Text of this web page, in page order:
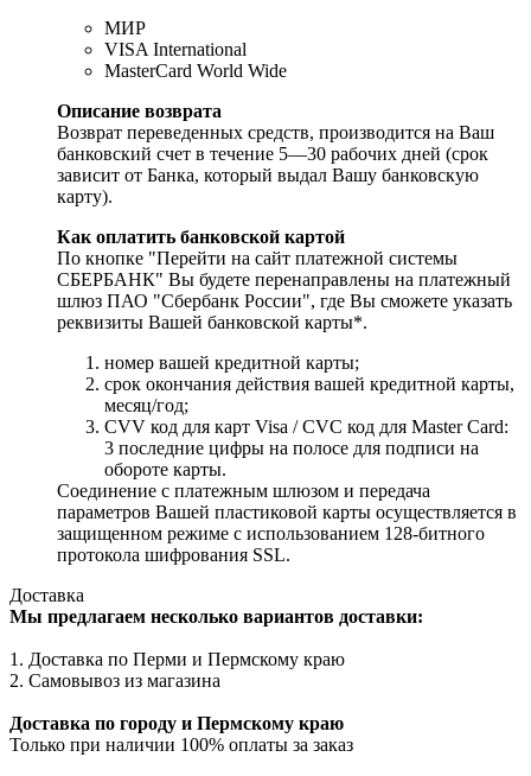
МИР
VISA International
MasterCard World Wide
Описание возврата
Возврат переведенных средств, производится на Ваш
банковский счет в течение 5—30 рабочих дней (срок
зависит от Банка, который выдал Вашу банковскую
карту).
Как оплатить банковской картой
По кнопке "Перейти на сайт платежной системы
СБЕРБАНК" Вы будете перенаправлены на платежный
шлюз ПАО "Сбербанк России", где Вы сможете указать
реквизиты Вашей банковской карты*.
номер вашей кредитной карты;
cрок окончания действия вашей кредитной карты,
месяц/год;
CVV код для карт Visa / CVC код для Master Card:
3 последние цифры на полосе для подписи на
обороте карты.
Соединение с платежным шлюзом и передача
параметров Вашей пластиковой карты осуществляется в
защищенном режиме с использованием 128-битного
протокола шифрования SSL.
Доставка
Мы предлагаем несколько вариантов доставки:
1. Доставка по Перми и Пермскому краю
2. Самовывоз из магазина
Доставка по городу и Пермскому краю
Только при наличии 100% оплаты за заказ